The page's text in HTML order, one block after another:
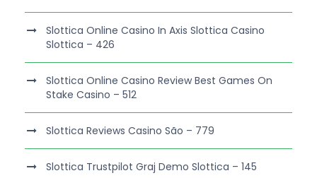
Slottica Online Casino In Axis Slottica Casino
Slottica – 426
Slottica Online Casino Review Best Games On
Stake Casino – 512
Slottica Reviews Casino São – 779
Slottica Trustpilot Graj Demo Slottica – 145